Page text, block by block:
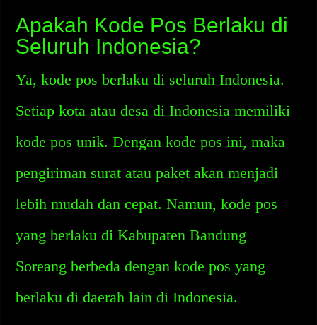
Apakah Kode Pos Berlaku di
Seluruh Indonesia?
Ya, kode pos berlaku di seluruh Indonesia.
Setiap kota atau desa di Indonesia memiliki
kode pos unik. Dengan kode pos ini, maka
pengiriman surat atau paket akan menjadi
lebih mudah dan cepat. Namun, kode pos
yang berlaku di Kabupaten Bandung
Soreang berbeda dengan kode pos yang
berlaku di daerah lain di Indonesia.